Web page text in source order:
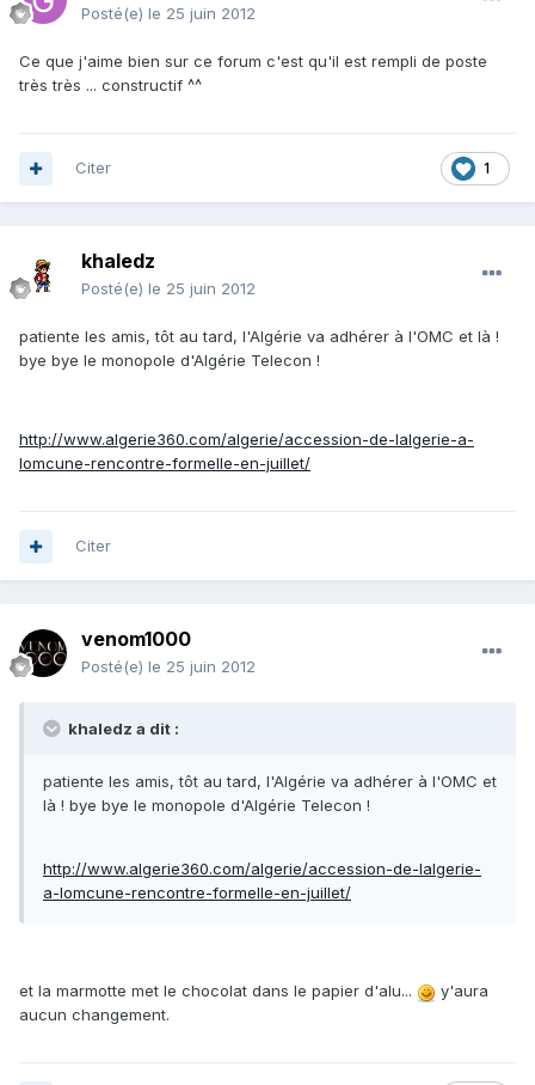
Posté(e) le 25 juin 2012
Ce que j'aime bien sur ce forum c'est qu'il est rempli de poste
très très ... constructif ^^
1
Citer
khaledz
Posté(e) le 25 juin 2012
patiente les amis, tôt au tard, l'Algérie va adhérer à l'OMC et là !
bye bye le monopole d'Algérie Telecon !
http://www.algerie360.com/algerie/accession-de-lalgerie-a-
lomcune-rencontre-formelle-en-juillet/
Citer
venom1000
Posté(e) le 25 juin 2012
khaledz a dit :
patiente les amis, tôt au tard, l'Algérie va adhérer à l'OMC et
là ! bye bye le monopole d'Algérie Telecon !
http://www.algerie360.com/algerie/accession-de-lalgerie-
a-lomcune-rencontre-formelle-en-juillet/
et la marmotte met le chocolat dans le papier d'alu...
y'aura
aucun changement.